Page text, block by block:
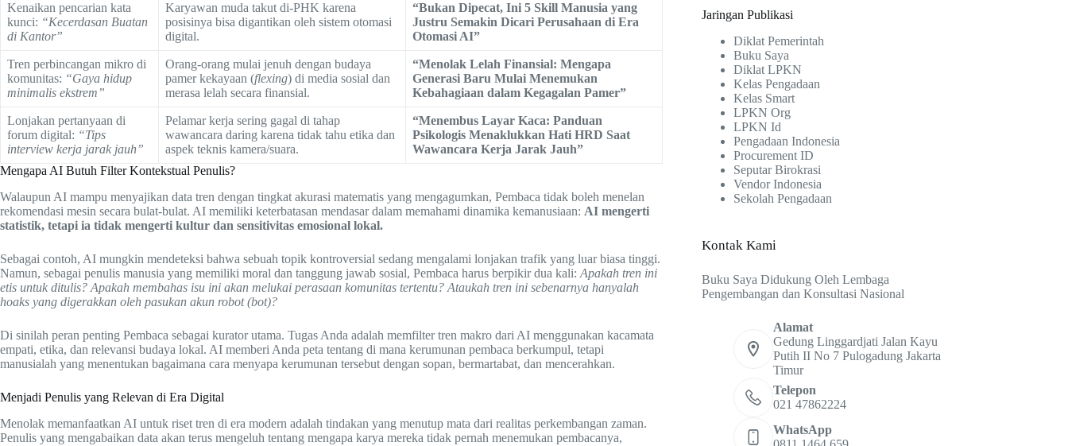
Kenaikan pencarian kata
kunci: “Kecerdasan Buatan
di Kantor”
Karyawan muda takut di-PHK karena
posisinya bisa digantikan oleh sistem otomasi
digital.
“Bukan Dipecat, Ini 5 Skill Manusia yang
Justru Semakin Dicari Perusahaan di Era
Otomasi AI”
Tren perbincangan mikro di
komunitas: “Gaya hidup
minimalis ekstrem”
Orang-orang mulai jenuh dengan budaya
pamer kekayaan (flexing) di media sosial dan
merasa lelah secara finansial.
“Menolak Lelah Finansial: Mengapa
Generasi Baru Mulai Menemukan
Kebahagiaan dalam Kegagalan Pamer”
Lonjakan pertanyaan di
forum digital: “Tips
interview kerja jarak jauh”
Pelamar kerja sering gagal di tahap
wawancara daring karena tidak tahu etika dan
aspek teknis kamera/suara.
“Menembus Layar Kaca: Panduan
Psikologis Menaklukkan Hati HRD Saat
Wawancara Kerja Jarak Jauh”
Mengapa AI Butuh Filter Kontekstual Penulis?
Walaupun AI mampu menyajikan data tren dengan tingkat akurasi matematis yang mengagumkan, Pembaca tidak boleh menelan
rekomendasi mesin secara bulat-bulat. AI memiliki keterbatasan mendasar dalam memahami dinamika kemanusiaan: AI mengerti
statistik, tetapi ia tidak mengerti kultur dan sensitivitas emosional lokal.
Sebagai contoh, AI mungkin mendeteksi bahwa sebuah topik kontroversial sedang mengalami lonjakan trafik yang luar biasa tinggi.
Namun, sebagai penulis manusia yang memiliki moral dan tanggung jawab sosial, Pembaca harus berpikir dua kali: Apakah tren ini
etis untuk ditulis? Apakah membahas isu ini akan melukai perasaan komunitas tertentu? Ataukah tren ini sebenarnya hanyalah
hoaks yang digerakkan oleh pasukan akun robot (bot)?
Di sinilah peran penting Pembaca sebagai kurator utama. Tugas Anda adalah memfilter tren makro dari AI menggunakan kacamata
empati, etika, dan relevansi budaya lokal. AI memberi Anda peta tentang di mana kerumunan pembaca berkumpul, tetapi
manusialah yang menentukan bagaimana cara menyapa kerumunan tersebut dengan sopan, bermartabat, dan mencerahkan.
Menjadi Penulis yang Relevan di Era Digital
Menolak memanfaatkan AI untuk riset tren di era modern adalah tindakan yang menutup mata dari realitas perkembangan zaman.
Penulis yang mengabaikan data akan terus mengeluh tentang mengapa karya mereka tidak pernah menemukan pembacanya,
Jaringan Publikasi
Diklat Pemerintah
Buku Saya
Diklat LPKN
Kelas Pengadaan
Kelas Smart
LPKN Org
LPKN Id
Pengadaan Indonesia
Procurement ID
Seputar Birokrasi
Vendor Indonesia
Sekolah Pengadaan
Kontak Kami
Buku Saya Didukung Oleh Lembaga
Pengembangan dan Konsultasi Nasional
Alamat
Gedung Linggardjati Jalan Kayu
Putih II No 7 Pulogadung Jakarta
Timur
Telepon
021 47862224
WhatsApp